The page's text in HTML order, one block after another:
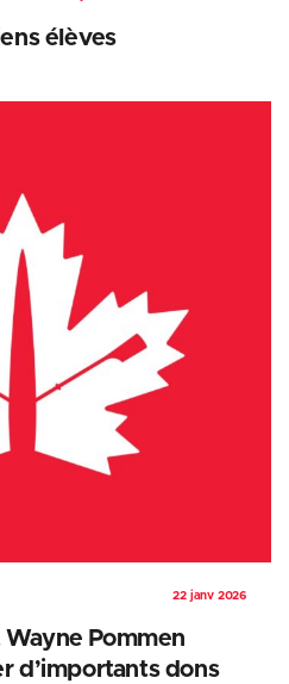
élèves
22 janv 2026
Pommen
d’importants dons